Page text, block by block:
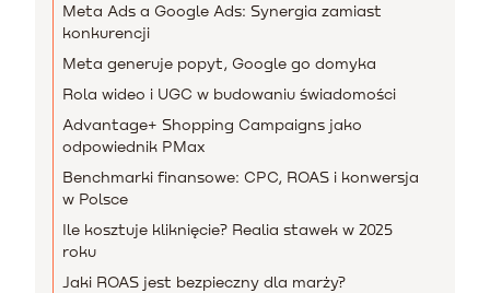
Meta Ads a Google Ads: Synergia zamiast
konkurencji
Meta generuje popyt, Google go domyka
Rola wideo i UGC w budowaniu świadomości
Advantage+ Shopping Campaigns jako
odpowiednik PMax
Benchmarki finansowe: CPC, ROAS i konwersja
w Polsce
Ile kosztuje kliknięcie? Realia stawek w 2025
roku
Jaki ROAS jest bezpieczny dla marży?